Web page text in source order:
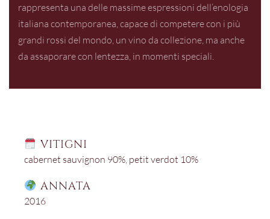
rappresenta una delle massime espressioni dell’enologia
italiana contemporanea, capace di competere con i più
grandi rossi del mondo, un vino da collezione, ma anche
da assaporare con lentezza, in momenti speciali.
VITIGNI
cabernet sauvignon 90% petit verdot 10%
ANNATA
2016